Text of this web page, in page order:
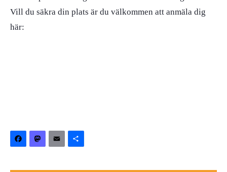
Vill du säkra din plats är du välkommen att anmäla dig
här:
Facebook
Mastodon
Email